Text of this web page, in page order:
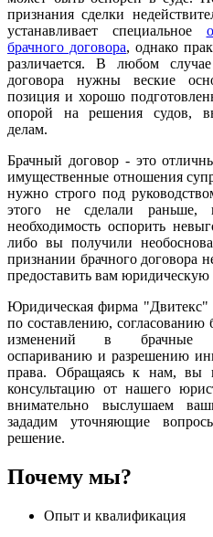
признания сделки
устанавливает специальное
брачного договора, однако
различается. В любом
договора нужны веские
позиция и хорошо
опорой на решения судов,
делам.
Брачный договор - это
имущественные отношения
нужно строго под
этого не сделали
необходимость оспорить
либо вы получили
признании брачного договора
предоставить вам
Юридическая фирма "Двитекс"
по составлению,
изменений в брачные
оспариванию и разрешению
права. Обращаясь к нам, вы
консультацию от нашего
внимательно выслушаем
зададим уточняющие
решение.
Почему мы?
Опыт и квалификация